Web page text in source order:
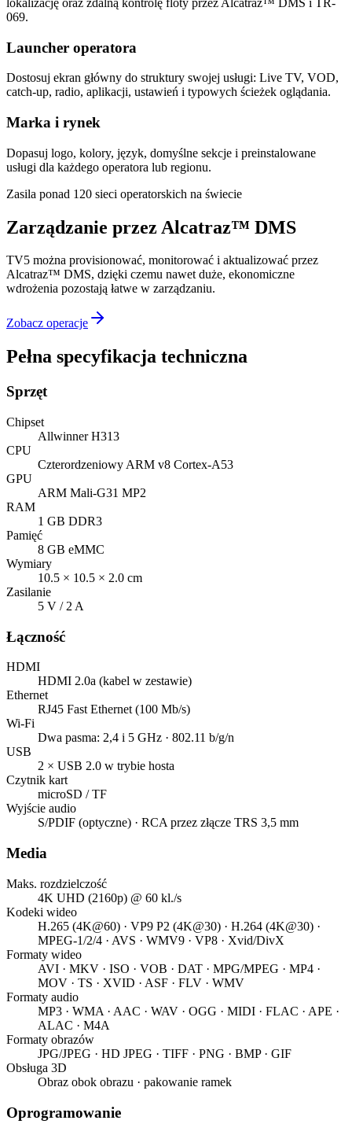
069.
Launcher operatora
Dostosuj ekran główny do struktury swojej usługi: Live TV, VOD,
catch-up, radio, aplikacji, ustawień i typowych ścieżek oglądania.
Marka i rynek
Dopasuj logo, kolory, język, domyślne sekcje i preinstalowane
usługi dla każdego operatora lub regionu.
Zasila ponad 120 sieci operatorskich na świecie
Zarządzanie przez Alcatraz™ DMS
TV5 można provisionować, monitorować i aktualizować przez
Alcatraz™ DMS, dzięki czemu nawet duże, ekonomiczne
wdrożenia pozostają łatwe w zarządzaniu.
Zobacz operacje
Pełna specyfikacja techniczna
Sprzęt
Chipset
Allwinner H313
CPU
Czterordzeniowy ARM v8 Cortex-A53
GPU
ARM Mali-G31 MP2
RAM
1 GB DDR3
Pamięć
8 GB eMMC
Wymiary
10.5 × 10.5 × 2.0 cm
Zasilanie
5 V / 2 A
Łączność
HDMI
HDMI 2.0a (kabel w zestawie)
Ethernet
RJ45 Fast Ethernet (100 Mb/s)
Wi-Fi
Dwa pasma: 2,4 i 5 GHz · 802.11 b/g/n
USB
2 × USB 2.0 w trybie hosta
Czytnik kart
microSD / TF
Wyjście audio
S/PDIF (optyczne) · RCA przez złącze TRS 3,5 mm
Media
Maks. rozdzielczość
4K UHD (2160p) @ 60 kl./s
Kodeki wideo
H.265 (4K@60) · VP9 P2 (4K@30) · H.264 (4K@30) ·
MPEG-1/2/4 · AVS · WMV9 · VP8 · Xvid/DivX
Formaty wideo
AVI · MKV · ISO · VOB · DAT · MPG/MPEG · MP4 ·
MOV · TS · XVID · ASF · FLV · WMV
Formaty audio
MP3 · WMA · AAC · WAV · OGG · MIDI · FLAC · APE ·
ALAC · M4A
Formaty obrazów
JPG/JPEG · HD JPEG · TIFF · PNG · BMP · GIF
Obsługa 3D
Obraz obok obrazu · pakowanie ramek
Oprogramowanie